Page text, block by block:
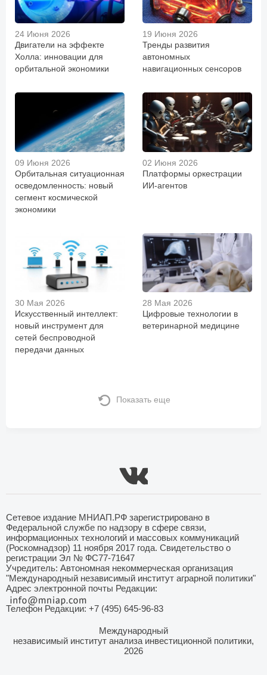
24 Июня 2026
Двигатели на эффекте
Холла: инновации для
орбитальной экономики
19 Июня 2026
Тренды развития
автономных
навигационных сенсоров
09 Июня 2026
Орбитальная ситуационная
осведомленность: новый
сегмент космической
экономики
02 Июня 2026
Платформы оркестрации
ИИ-агентов
30 Мая 2026
Искусственный интеллект:
новый инструмент для
сетей беспроводной
передачи данных
28 Мая 2026
Цифровые технологии в
ветеринарной медицине
Показать еще
Сетевое издание МНИАП.РФ зарегистрировано в
Федеральной службе по надзору в сфере связи,
информационных технологий и массовых коммуникаций
(Роскомнадзор) 11 ноября 2017 года. Свидетельство о
регистрации Эл № ФС77-71647
Учредитель: Автономная некоммерческая организация
"Международный независимый институт аграрной политики"
Адрес электронной почты Редакции:
Телефон Редакции: +7 (495) 645-96-83
Международный
независимый институт анализа инвестиционной политики,
2026